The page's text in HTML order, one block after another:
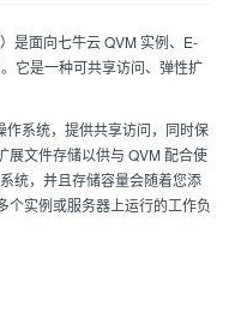
是面向七牛云 QVM 实例、E-
它是一种可共享访问、弹性扩
作系统，提供共享访问，同时保
展文件存储以供与 QVM 配合使
统，并且存储容量会随着您添
个实例或服务器上运行的工作负